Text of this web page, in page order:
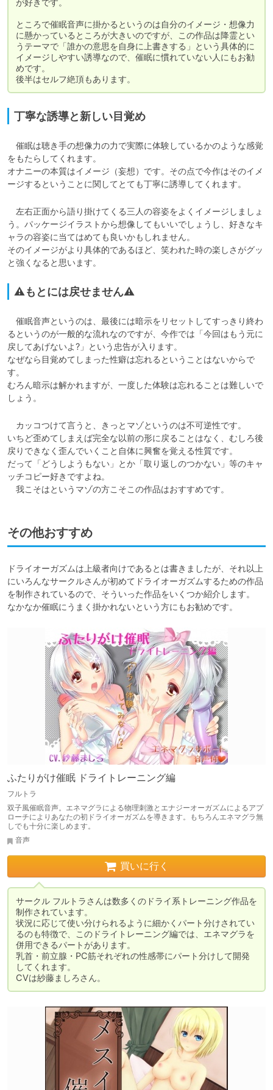
が好きです。
ところで催眠音声に掛かるというのは自分のイメージ・想像力
に懸かっているところが大きいのですが、この作品は降霊とい
うテーマで「誰かの意思を自身に上書きする」という具体的に
イメージしやすい誘導なので、催眠に慣れていない人にもお勧
めです。
後半はセルフ絶頂もあります。
丁寧な誘導と新しい目覚め
催眠は聴き手の想像力の力で実際に体験しているかのような感覚
をもたらしてくれます。
オナニーの本質はイメージ（妄想）です。その点で今作はそのイメ
ージするということに関してとても丁寧に誘導してくれます。
左右正面から語り掛けてくる三人の容姿をよくイメージしましょ
う。パッケージイラストから想像してもいいでしょうし、好きなキ
ャラの容姿に当てはめても良いかもしれません。
そのイメージがより具体的であるほど、笑われた時の楽しさがグッ
と強くなると思います。
⚠もとには戻せません⚠
催眠音声というのは、最後には暗示をリセットしてすっきり終わ
るというのが一般的な流れなのですが、今作では「今回はもう元に
戻してあげないよ?」という忠告が入ります。
なぜなら目覚めてしまった性癖は忘れるということはないからで
す。
むろん暗示は解かれますが、一度した体験は忘れることは難しいで
しょう。
カッコつけて言うと、きっとマゾというのは不可逆性です。
いちど歪めてしまえば完全な以前の形に戻ることはなく、むしろ後
戻りできなく歪んでいくこと自体に興奮を覚える性質です。
だって「どうしようもない」とか「取り返しのつかない」等のキャ
ッチコピー好きですよね。
我こそはというマゾの方こそこの作品はおすすめです。
その他おすすめ
ドライオーガズムは上級者向けであるとは書きましたが、それ以上
にいろんなサークルさんが初めてドライオーガズムするための作品
を制作されているので、そういった作品をいくつか紹介します。
なかなか催眠にうまく掛かれないという方にもお勧めです。
ふたりがけ催眠 ドライトレーニング編
フルトラ
双子風催眠音声。エネマグラによる物理刺激とエナジーオーガズムによるアプ
ローチによりあなたの初ドライオーガズムを導きます。もちろんエネマグラ無
しでも十分に楽しめます。
音声
買いに行く
サークル フルトラさんは数多くのドライ系トレーニング作品を
制作されています。
状況に応じて使い分けられるように細かくパート分けされてい
るのも特徴で、このドライトレーニング編では、エネマグラを
併用できるパートがあります。
乳首・前立腺・PC筋それぞれの性感帯にパート分けして開発
してくれます。
CVは紗藤ましろさん。